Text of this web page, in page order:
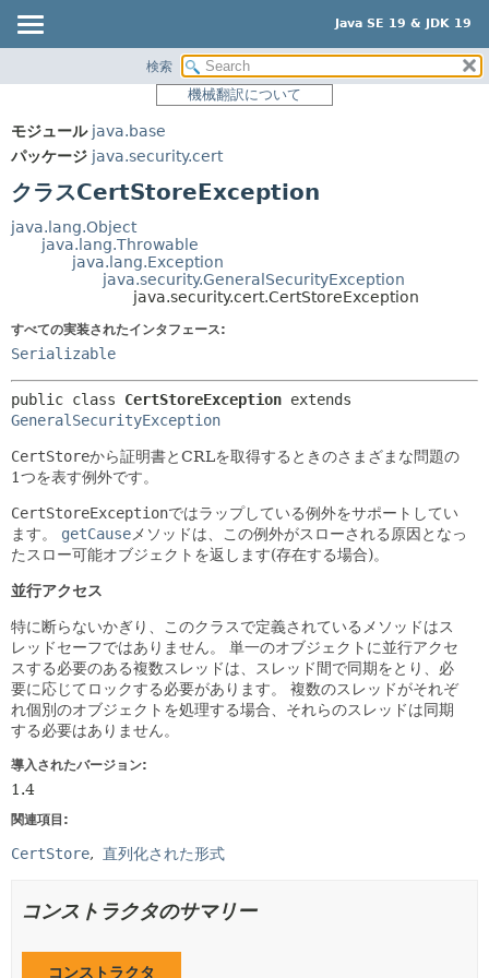
Java SE 19 & JDK 19
パッケージ
使用
ツリー
プレビュー
非推奨
ヘルプ
サマリー:
ネスト済
メソッド
フィールド
検索
機械翻訳について
モジュール java.base
パッケージ java.security.cert
クラスCertStoreException
java.lang.Object
java.lang.Throwable
java.lang.Exception
java.security.GeneralSecurityException
java.security.cert.CertStoreException
すべての実装されたインタフェース:
Serializable
public class CertStoreException
GeneralSecurityException
CertStoreから証明書とCRLを取得するときのさまざまな問題の
1つを表す例外です。
CertStoreExceptionではラップしている例外をサポートしてい
ます。
getCause メソッドは、この例外がスローされる原因となっ
たスロー可能オブジェクトを返します(存在する場合)。
並行アクセス
特に断らないかぎり、このクラスで定義されているメソッドはス
レッドセーフではありません。
単一のオブジェクトに並行アクセ
スする必要のある複数スレッドは、スレッド間で同期をとり、必
要に応じてロックする必要があります。
複数のスレッドがそれぞ
れ個別のオブジェクトを処理する場合、それらのスレッドは同期
する必要はありません。
導入されたバージョン:
1.4
関連項目:
CertStore 直列化された形式
コンストラクタのサマリー
コンストラクタ